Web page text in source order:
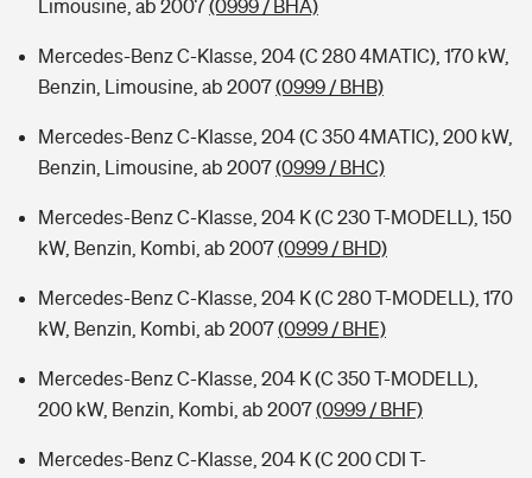
Limousine, ab 2007 (0999 / BHA)
Mercedes-Benz C-Klasse, 204 (C 280 4MATIC), 170 kW,
Benzin, Limousine, ab 2007(0999 / BHB)
Mercedes-Benz C-Klasse, 204 (C 350 4MATIC), 200 kW,
Benzin, Limousine, ab 2007(0999 / BHC)
Mercedes-Benz C-Klasse, 204 K (C 230 T-MODELL), 150
kW, Benzin, Kombi, ab 2007(0999 / BHD)
Mercedes-Benz C-Klasse, 204 K (C 280 T-MODELL), 170
kW, Benzin, Kombi, ab 2007(0999 / BHE)
Mercedes-Benz C-Klasse, 204 K (C 350 T-MODELL),
200 kW, Benzin, Kombi, ab 2007(0999 / BHF)
Mercedes-Benz C-Klasse, 204 K (C 200 CDI T-